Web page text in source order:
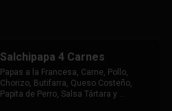
Salchipapa 4 Carnes
Papas a la Francesa, Carne, Pollo,
Chorizo, Butifarra, Queso Costeño,
Papita de Perro, Salsa Tártara y